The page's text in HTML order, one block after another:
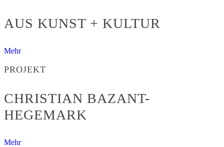
AUS KUNST + KULTUR
Mehr
PROJEKT
CHRISTIAN BAZANT-
HEGEMARK
Mehr